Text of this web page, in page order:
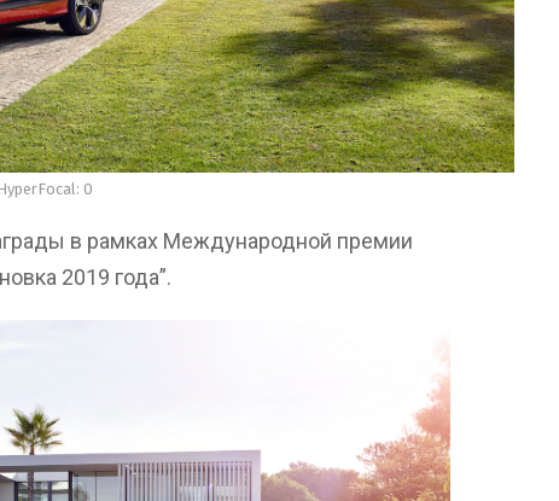
0
в рамках Международной премии
2019 года”.